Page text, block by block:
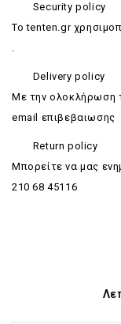
Security policy
Το tenten.gr
.
Delivery policy
Με την ολοκλήρωση
email επιβεβαιωσης
Return policy
Mπορείτε να μας
210 68 45116